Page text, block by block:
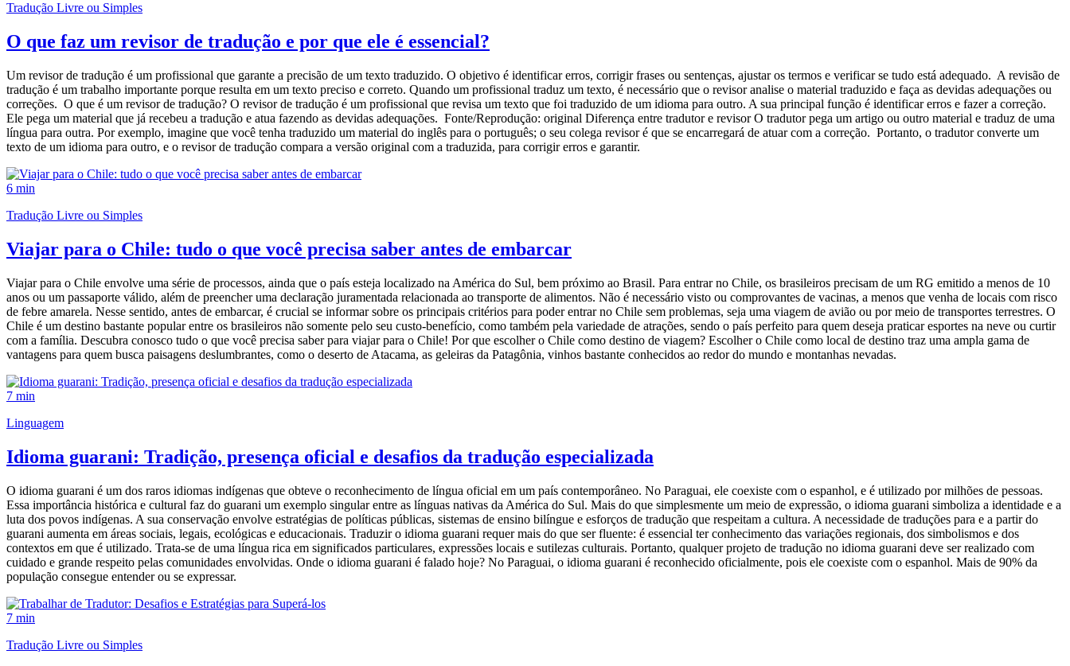
Tradução Livre ou Simples
O que faz um revisor de tradução e por que ele é essencial?
Um revisor de tradução é um profissional que garante a precisão de um texto traduzido. O objetivo é identificar erros, corrigir frases ou sentenças, ajustar os termos e verificar se tudo está adequado. A revisão de
tradução é um trabalho importante porque resulta em um texto preciso e correto. Quando um profissional traduz um texto, é necessário que o revisor analise o material traduzido e faça as devidas adequações ou
correções. O que é um revisor de tradução? O revisor de tradução é um profissional que revisa um texto que foi traduzido de um idioma para outro. A sua principal função é identificar erros e fazer a correção.
Ele pega um material que já recebeu a tradução e atua fazendo as devidas adequações. Fonte/Reprodução: original Diferença entre tradutor e revisor O tradutor pega um artigo ou outro material e traduz de uma
língua para outra. Por exemplo, imagine que você tenha traduzido um material do inglês para o português; o seu colega revisor é que se encarregará de atuar com a correção. Portanto, o tradutor converte um
texto de um idioma para outro, e o revisor de tradução compara a versão original com a traduzida, para corrigir erros e garantir.
6 min
Tradução Livre ou Simples
Viajar para o Chile: tudo o que você precisa saber antes de embarcar
Viajar para o Chile envolve uma série de processos, ainda que o país esteja localizado na América do Sul, bem próximo ao Brasil. Para entrar no Chile, os brasileiros precisam de um RG emitido a menos de 10
anos ou um passaporte válido, além de preencher uma declaração juramentada relacionada ao transporte de alimentos. Não é necessário visto ou comprovantes de vacinas, a menos que venha de locais com risco
de febre amarela. Nesse sentido, antes de embarcar, é crucial se informar sobre os principais critérios para poder entrar no Chile sem problemas, seja uma viagem de avião ou por meio de transportes terrestres. O
Chile é um destino bastante popular entre os brasileiros não somente pelo seu custo-benefício, como também pela variedade de atrações, sendo o país perfeito para quem deseja praticar esportes na neve ou curtir
com a família. Descubra conosco tudo o que você precisa saber para viajar para o Chile! Por que escolher o Chile como destino de viagem? Escolher o Chile como local de destino traz uma ampla gama de
vantagens para quem busca paisagens deslumbrantes, como o deserto de Atacama, as geleiras da Patagônia, vinhos bastante conhecidos ao redor do mundo e montanhas nevadas.
7 min
Linguagem
Idioma guarani: Tradição, presença oficial e desafios da tradução especializada
O idioma guarani é um dos raros idiomas indígenas que obteve o reconhecimento de língua oficial em um país contemporâneo. No Paraguai, ele coexiste com o espanhol, e é utilizado por milhões de pessoas.
Essa importância histórica e cultural faz do guarani um exemplo singular entre as línguas nativas da América do Sul. Mais do que simplesmente um meio de expressão, o idioma guarani simboliza a identidade e a
luta dos povos indígenas. A sua conservação envolve estratégias de políticas públicas, sistemas de ensino bilíngue e esforços de tradução que respeitam a cultura. A necessidade de traduções para e a partir do
guarani aumenta em áreas sociais, legais, ecológicas e educacionais. Traduzir o idioma guarani requer mais do que ser fluente: é essencial ter conhecimento das variações regionais, dos simbolismos e dos
contextos em que é utilizado. Trata-se de uma língua rica em significados particulares, expressões locais e sutilezas culturais. Portanto, qualquer projeto de tradução no idioma guarani deve ser realizado com
cuidado e grande respeito pelas comunidades envolvidas. Onde o idioma guarani é falado hoje? No Paraguai, o idioma guarani é reconhecido oficialmente, pois ele coexiste com o espanhol. Mais de 90% da
população consegue entender ou se expressar.
7 min
Tradução Livre ou Simples